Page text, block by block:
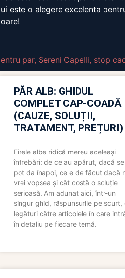
este o alegere excelenta
par, Sereni Capelli, stop
PĂR ALB: GHIDUL
COMPLET CAP-COADĂ
(CAUZE, SOLUȚII,
TRATAMENT, PREȚURI)
Firele albe ridică mereu aceleași
întrebări: de ce au apărut, dacă se
pot da înapoi, ce e de făcut dacă
vrei vopsea și cât costă o soluție
serioasă. Am adunat aici, într-un
singur ghid, răspunsurile pe scurt,
legături către articolele în care
în detaliu pe fiecare temă.